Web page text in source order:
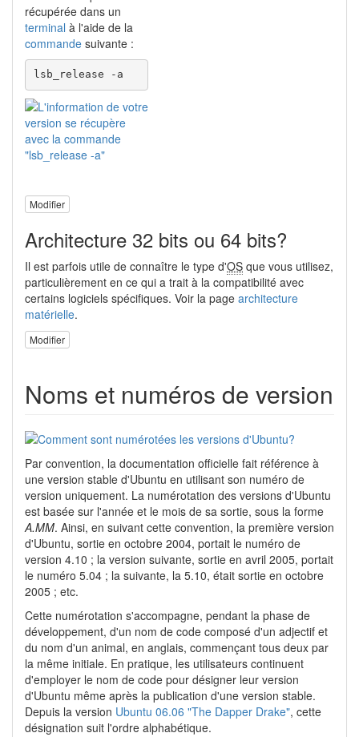
récupérée dans un
terminal à l'aide de la
commande suivante :
lsb_release -a
Modifier
Architecture 32 bits ou 64 bits?
Il est parfois utile de connaître le type d'OS que vous utilisez,
particulièrement en ce qui a trait à la compatibilité avec
certains logiciels spécifiques. Voir la page architecture
matérielle.
Modifier
Noms et numéros de version
Par convention, la documentation officielle fait référence à
une version stable d'Ubuntu en utilisant son numéro de
version uniquement. La numérotation des versions d'Ubuntu
est basée sur l'année et le mois de sa sortie, sous la forme
A.MM. Ainsi, en suivant cette convention, la première version
d'Ubuntu, sortie en octobre 2004, portait le numéro de
version 4.10 ; la version suivante, sortie en avril 2005, portait
le numéro 5.04 ; la suivante, la 5.10, était sortie en octobre
2005 ; etc.
Cette numérotation s'accompagne, pendant la phase de
développement, d'un nom de code composé d'un adjectif et
du nom d'un animal, en anglais, commençant tous deux par
la même initiale. En pratique, les utilisateurs continuent
d'employer le nom de code pour désigner leur version
d'Ubuntu même après la publication d'une version stable.
Depuis la version Ubuntu 06.06 "The Dapper Drake", cette
désignation suit l'ordre alphabétique.